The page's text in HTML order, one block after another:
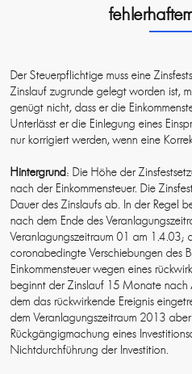
Der Steuerpflichtige muss eine
Zinslauf zugrunde gelegt worden ist,
genügt nicht, dass er die
Unterlässt er die Einlegung eines
nur korrigiert werden, wenn eine
Hintergrund: Die Höhe der
nach der Einkommensteuer. Die
Dauer des Zinslaufs ab. In der Regel
nach dem Ende des
Veranlagungszeitraum 01 am 1.4.03;
coronabedingte Verschiebungen des
Einkommensteuer wegen eines
beginnt der Zinslauf 15 Monate nach
dem das rückwirkende Ereignis
dem Veranlagungszeitraum 2013
Rückgängigmachung eines
Nichtdurchführung der Investition.